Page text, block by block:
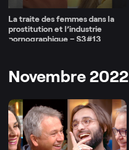
La traite des femmes dans la
prostitution et l’industrie
pornographique – S3#13
Novembre 2022